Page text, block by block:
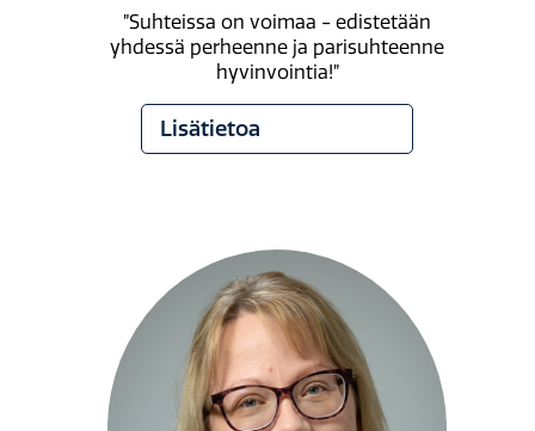
”Suhteissa on voimaa - edistetään
yhdessä perheenne ja parisuhteenne
hyvinvointia!”
Lisätietoa